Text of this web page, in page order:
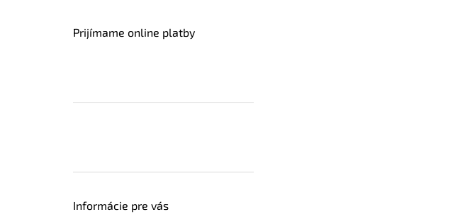
Prijímame online platby
Informácie pre vás